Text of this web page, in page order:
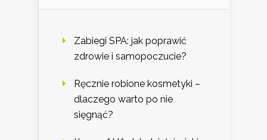
Zabiegi SPA: jak poprawić
zdrowie i samopoczucie?
Ręcznie robione kosmetyki –
dlaczego warto po nie
sięgnąć?